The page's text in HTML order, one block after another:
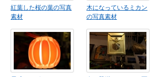
紅葉した桜の葉の写真
素材
木になっているミカン
の写真素材